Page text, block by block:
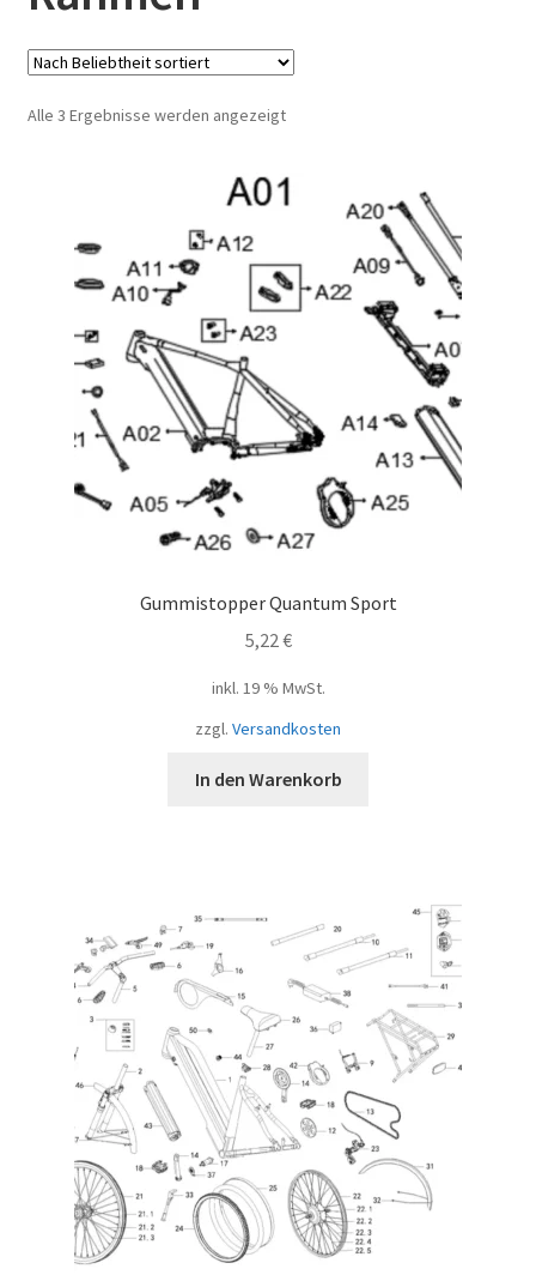
Alle 3 Ergebnisse werden angezeigtNach
Gummistopper Quantum Sport
5,22 €
inkl. 19 % MwSt.
zzgl. Versandkosten
In den Warenkorb